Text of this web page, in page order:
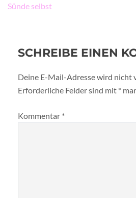
Sünde selbst
SCHREIBE EINEN
Deine E-Mail-Adresse wird nicht
Erforderliche Felder sind mit *
Kommentar *